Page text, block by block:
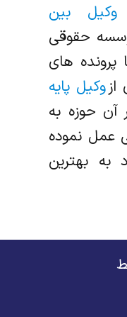
وکیل بین
حقوقی
پرونده های
وکیل پایه
حوزه به
نموده
بهترین